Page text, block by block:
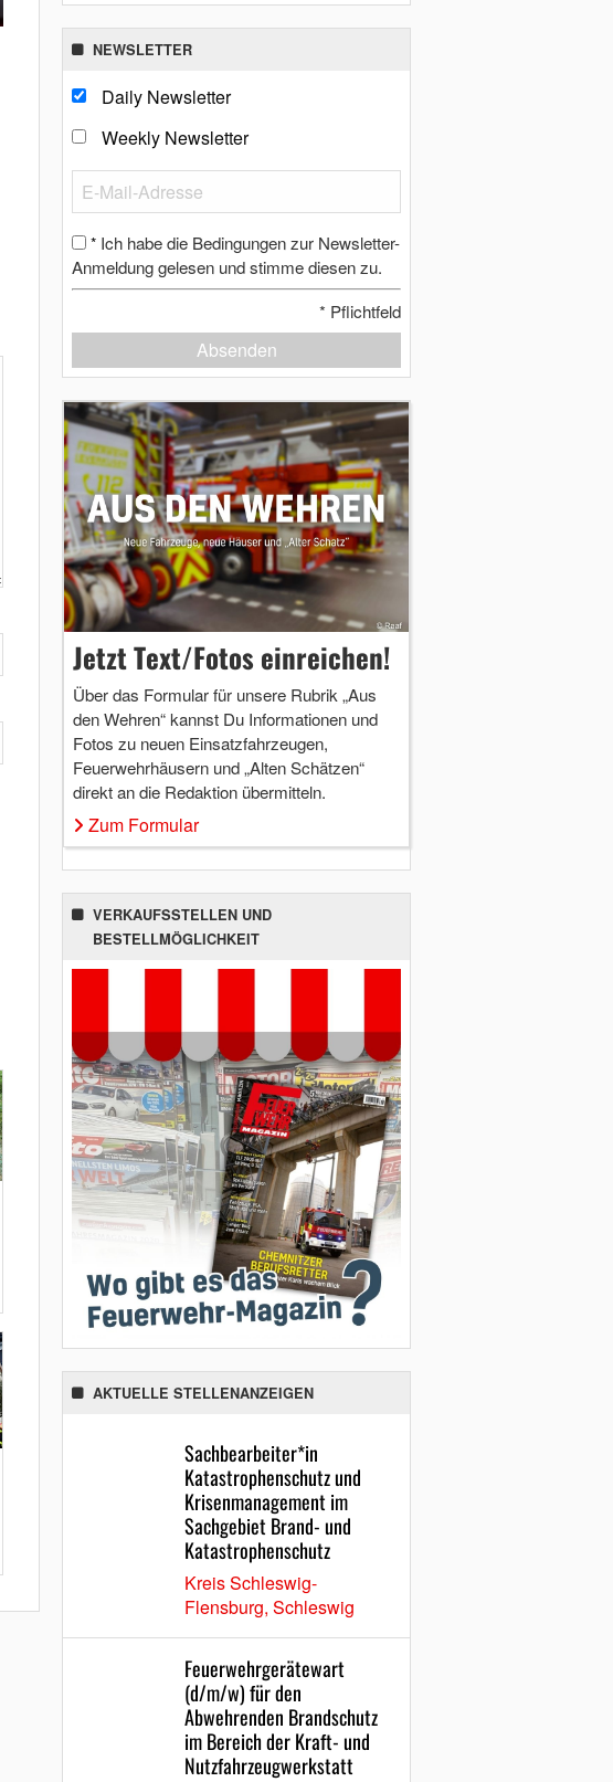
NEWSLETTER
Daily Newsletter
Weekly Newsletter
* Ich habe die Bedingungen zur Newsletter-
Anmeldung gelesen und stimme diesen zu.
* Pflichtfeld
Absenden
Jetzt Text/Fotos einreichen!
Über das Formular für unsere Rubrik „Aus
den Wehren“ kannst Du Informationen und
Fotos zu neuen Einsatzfahrzeugen,
Feuerwehrhäusern und „Alten Schätzen“
direkt an die Redaktion übermitteln.
Zum Formular
VERKAUFSSTELLEN UND
BESTELLMÖGLICHKEIT
AKTUELLE STELLENANZEIGEN
Sachbearbeiter*in
Katastrophenschutz und
Krisenmanagement im
Sachgebiet Brand- und
Katastrophenschutz
Kreis Schleswig-
Flensburg, Schleswig
Feuerwehrgerätewart
(d/m/w) für den
Abwehrenden Brandschutz
im Bereich der Kraft- und
Nutzfahrzeugwerkstatt